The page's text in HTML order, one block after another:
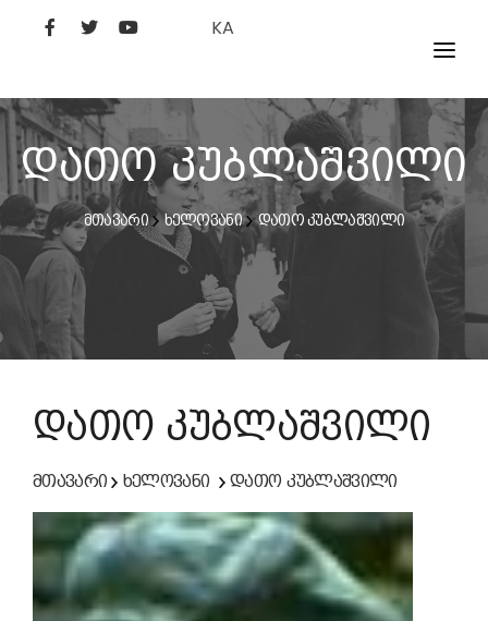
KA
ᲤᲘᲚᲛᲔᲑᲘ
ᲮᲔᲚᲝᲕᲐᲜᲘ
ᲙᲘᲜᲝᲡᲢᲣᲓᲘᲐ
ᲙᲘᲜᲝᲐᲙᲐᲓᲔᲛᲘᲐ
დათო კუბლაშვილი
მთავარი ხელოვანი დათო კუბლაშვილი
დათო კუბლაშვილი
მთავარი ხელოვანი დათო კუბლაშვილი